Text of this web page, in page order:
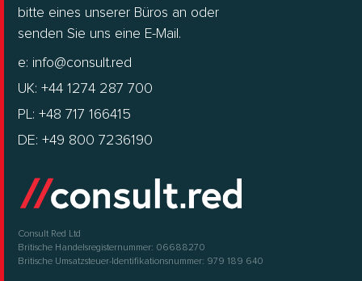
bitte eines unserer Büros an oder
senden Sie uns eine E-Mail.
e: info@consult.red
UK: +44 1274 287 700
PL: +48 717 166415
DE: +49 800 7236190
Consult Red Ltd
Britische Handelsregisternummer: 06688270
Britische Umsatzsteuer-Identifikationsnummer: 979 189 640